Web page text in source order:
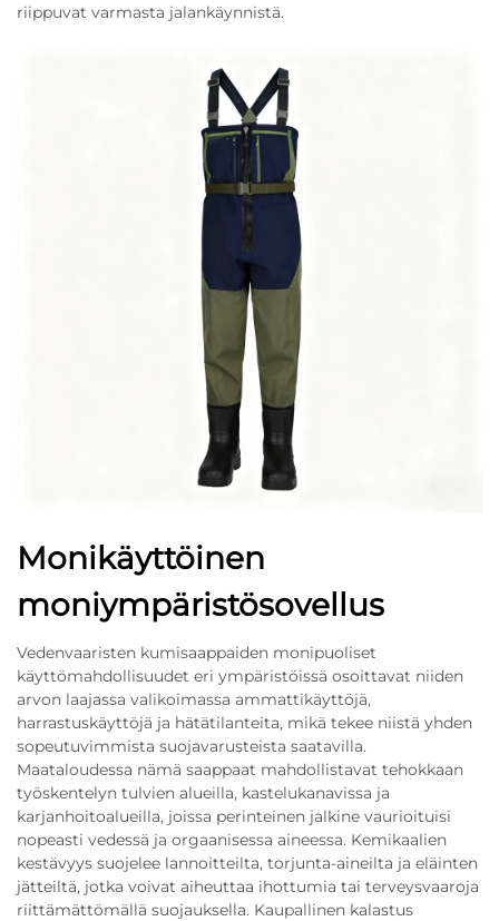
riippuvat varmasta jalankäynnistä.
Monikäyttöinen
moniympäristösovellus
Vedenvaaristen kumisaappaiden monipuoliset
käyttömahdollisuudet eri ympäristöissä osoittavat niiden
arvon laajassa valikoimassa ammattikäyttöjä,
harrastuskäyttöjä ja hätätilanteita, mikä tekee niistä yhden
sopeutuvimmista suojavarusteista saatavilla.
Maataloudessa nämä saappaat mahdollistavat tehokkaan
työskentelyn tulvien alueilla, kastelukanavissa ja
karjanhoitoalueilla, joissa perinteinen jalkine vaurioituisi
nopeasti vedessä ja orgaanisessa aineessa. Kemikaalien
kestävyys suojelee lannoitteilta, torjunta-aineilta ja eläinten
jätteiltä, jotka voivat aiheuttaa ihottumia tai terveysvaaroja
riittämättömällä suojauksella. Kaupallinen kalastus